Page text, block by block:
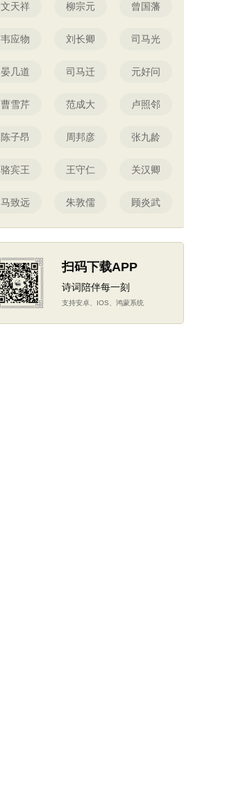
文天祥 柳宗元 曾国藩
韦应物 刘长卿 司马光
晏几道 司马迁 元好问
曹雪芹 范成大 卢照邻
陈子昂 周邦彦 张九龄
骆宾王 王守仁 关汉卿
马致远 朱敦儒 顾炎武
扫码下载APP
诗词陪伴每一刻
支持安卓、IOS、鸿蒙系统